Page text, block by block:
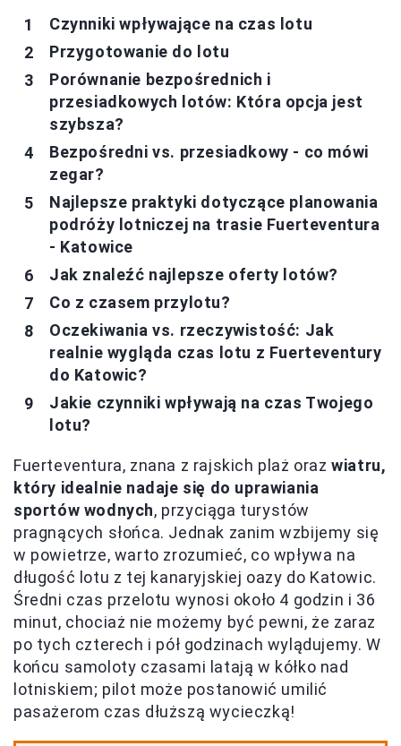
Czynniki wpływające na czas lotu
Przygotowanie do lotu
Porównanie bezpośrednich i
przesiadkowych lotów: Która opcja jest
szybsza?
Bezpośredni vs. przesiadkowy - co mówi
zegar?
Najlepsze praktyki dotyczące planowania
podróży lotniczej na trasie Fuerteventura
- Katowice
Jak znaleźć najlepsze oferty lotów?
Co z czasem przylotu?
Oczekiwania vs. rzeczywistość: Jak
realnie wygląda czas lotu z Fuerteventury
do Katowic?
Jakie czynniki wpływają na czas Twojego
lotu?
Fuerteventura, znana z rajskich plaż orazwiatru,
który idealnie nadaje się do uprawiania
sportów wodnych, przyciąga turystów
pragnących słońca. Jednak zanim wzbijemy się
w powietrze, warto zrozumieć, co wpływa na
długość lotu z tej kanaryjskiej oazy do Katowic.
Średni czas przelotu wynosi około 4 godzin i 36
minut, chociaż nie możemy być pewni, że zaraz
po tych czterech i pół godzinach wylądujemy. W
końcu samoloty czasami latają w kółko nad
lotniskiem; pilot może postanowić umilić
pasażerom czas dłuższą wycieczką!